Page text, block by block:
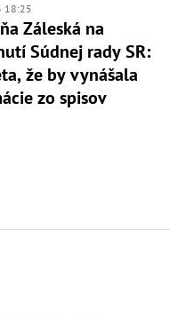
18:25
Záleská na
Súdnej rady SR:
že by vynášala
zo spisov